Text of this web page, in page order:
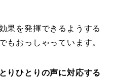
果を発揮できるようする
もおっしゃっています。
りひとりの声に対応する